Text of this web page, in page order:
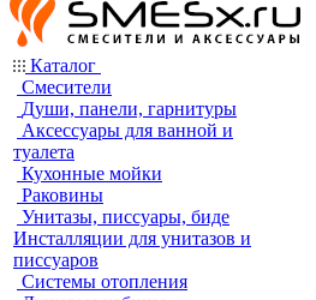
Каталог
Смесители
Души, панели, гарнитуры
Аксессуары для ванной и
туалета
Кухонные мойки
Раковины
Унитазы, писсуары, биде
Инсталляции для унитазов и
писсуаров
Системы отопления